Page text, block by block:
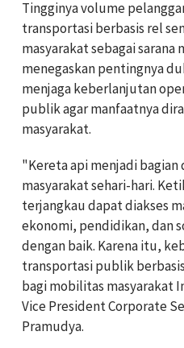
Tingginya volume
transportasi berbasis rel
masyarakat sebagai
menegaskan pentingnya
menjaga keberlanjutan
publik agar manfaatnya
masyarakat.
"Kereta api menjadi bagian
masyarakat sehari-hari.
terjangkau dapat diakses
ekonomi, pendidikan, dan
dengan baik. Karena itu,
transportasi publik
bagi mobilitas masyarakat
Vice President Corporate
Pramudya.